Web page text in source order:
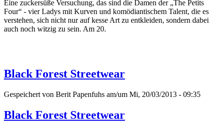
Eine zuckersüße Versuchung, das sind die Damen der „The Petits
Four“ - vier Ladys mit Kurven und komödiantischem Talent, die es
verstehen, sich nicht nur auf kesse Art zu entkleiden, sondern dabei
auch noch witzig zu sein. Am 20.
Black Forest Streetwear
Gespeichert von Berit Papenfuhs am/um Mi, 20/03/2013 - 09:35
Black Forest Streetwear